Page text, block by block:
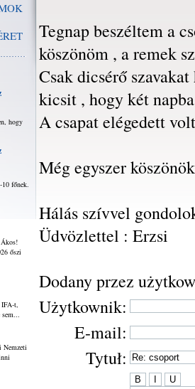
hogy
10 főnek.
őszi
t,
sem...
Nemzeti
Tegnap beszéltem a
köszönöm , a remek
Csak dicsérő
kicsit , hogy két
A csapat elégedett
Még egyszer
Hálás szívvel
Üdvözlettel : Erzsi
Dodany przez
Użytkownik:
E-mail:
Tytuł: